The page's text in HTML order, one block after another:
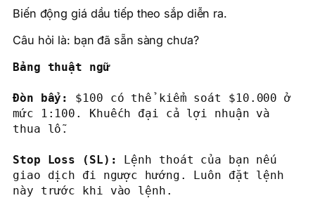
Biến động giá dầu tiếp theo sắp diễn ra.
Câu hỏi là: bạn đã sẵn sàng chưa?
Bảng thuật ngữ
Đòn bẩy:
$100 có thể kiểm soát $10.000 ở
mức 1:100. Khuếch đại cả lợi nhuận và
thua lỗ.
Stop Loss (SL):
Lệnh thoát của bạn nếu
giao dịch đi ngược hướng. Luôn đặt lệnh